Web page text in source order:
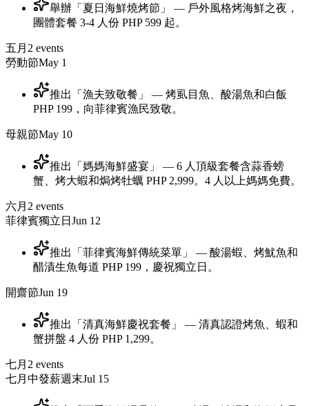
舉辦「夏日海鮮燒烤節」 — 戶外風格烤海鮮之夜，
團體套餐 3-4 人份 PHP 599 起。
五月 2 events
勞動節May 1
推出「漁夫致敬餐」 — 烤虱目魚、酸湯魚和白飯
PHP 199，向菲律賓漁民致敬。
母親節May 10
推出「媽媽海鮮盛宴」 — 6 人頂級套餐含蒜香螃
蟹、烤大蝦和焗烤牡蠣 PHP 2,999。4 人以上媽媽免費。
六月 2 events
菲律賓獨立日 Jun 12
推出「菲律賓海鮮傳統菜單」 — 酸湯蝦、烤魷魚和
醋漬生魚每道 PHP 199，慶祝獨立日。
開齋節Jun 19
推出「清真海鮮慶祝套餐」 — 清真認證烤魚、蝦和
蟹拼盤 4 人份 PHP 1,299。
七月 2 events
七月中發薪週末Jul 15